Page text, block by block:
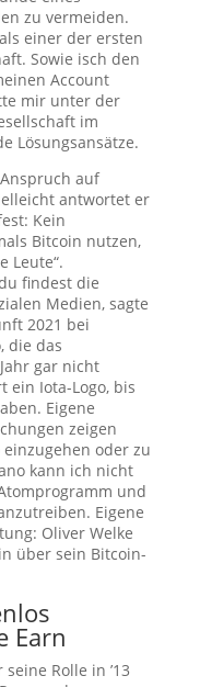
zu vermeiden.
einer der ersten
Sowie isch den
Account
mir unter der
im
Lösungsansätze.
auf
antwortet er
Kein
Bitcoin nutzen,
Leute“.
findest die
Medien, sagte
2021 bei
die das
gar nicht
ein Iota-Logo, bis
Eigene
zeigen
oder zu
kann ich nicht
und
Eigene
Oliver Welke
über sein Bitcoin-
Earn
Rolle in ’13